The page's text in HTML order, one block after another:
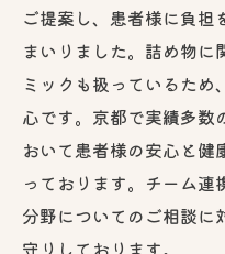
ご提案し、患者様に負担
まいりました。詰め物に
ミックも扱っているた
心です。京都で実績多数
おいて患者様の安心と健
っております。チーム連
分野についてのご相談に
守りしております。